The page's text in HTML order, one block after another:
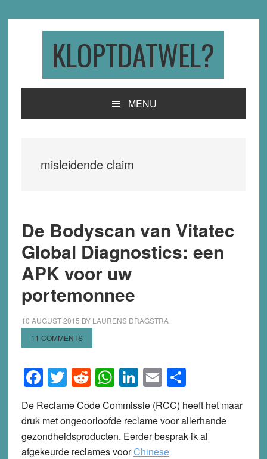
KLOPTDATWEL?
MENU
misleidende claim
De Bodyscan van Vitatec
Global Diagnostics: een
APK voor uw
portemonnee
10 AUGUST 2015 BY LAURENS DRAGSTRA
11 COMMENTS
Facebook
Twitter
Reddit
WhatsApp
LinkedIn
EmailShare
De Reclame Code Commissie (RCC) heeft het maar
druk met ongeoorloofde reclame voor allerhande
gezondheidsproducten. Eerder besprak ik al
afgekeurde reclames voorChinese